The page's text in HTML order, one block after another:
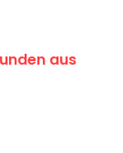
aus